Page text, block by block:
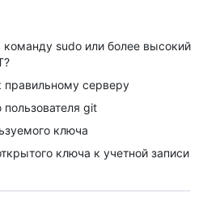
команду sudo или более высокий
серверу
git
ключа
ключа к учетной записи